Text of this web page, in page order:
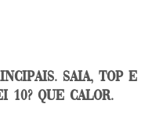
Saia, top e
10? Que calor.